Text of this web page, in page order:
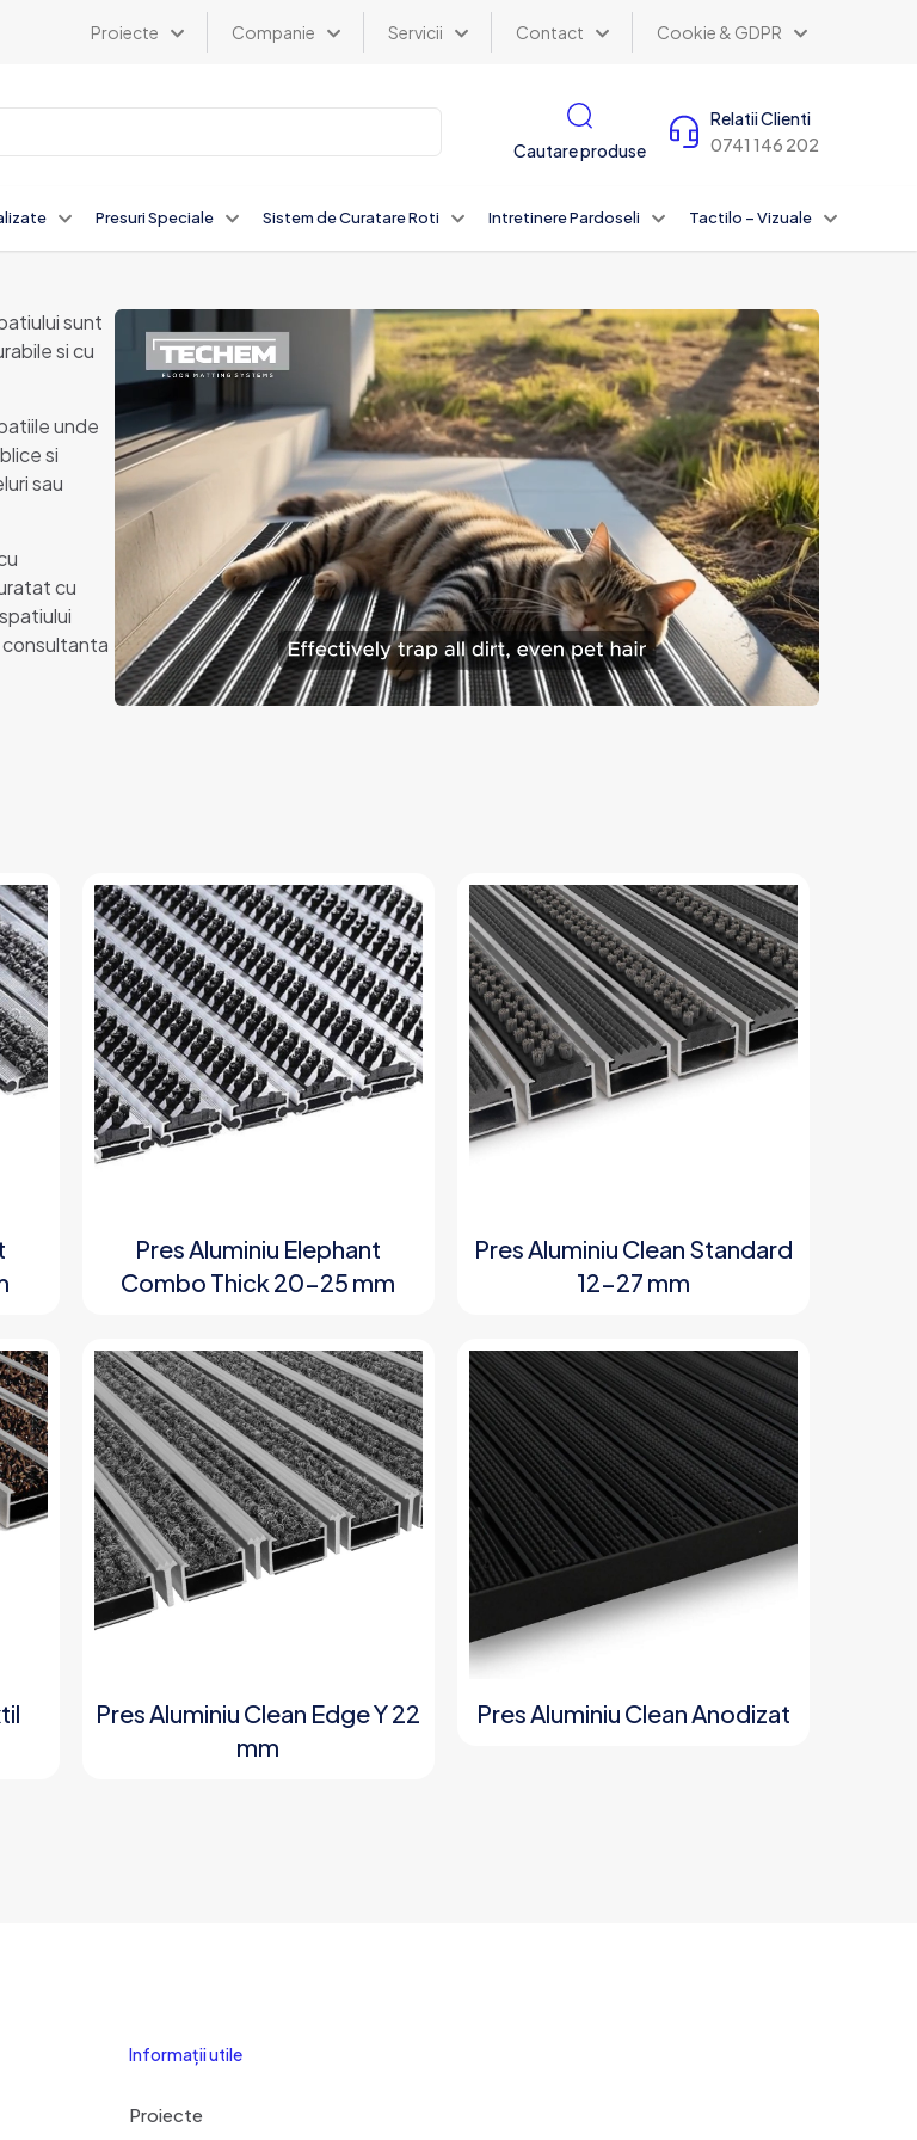
Proiecte Companie Servicii Contact Cookie & GDPR
Cautare produse
Relatii Clienti
0741 146 202
Presuri Speciale Sistem de Curatare Roti Intretinere Pardoseli Tactilo – Vizuale
sunt
si cu
unde
si
sau
cu
consultanta
Pres Aluminiu Elephant
Combo Thick 20-25 mm
Pres Aluminiu Clean Standard
12-27 mm
Pres Aluminiu Clean Edge Y 22
mm
Pres Aluminiu Clean Anodizat
Informații utile
Proiecte